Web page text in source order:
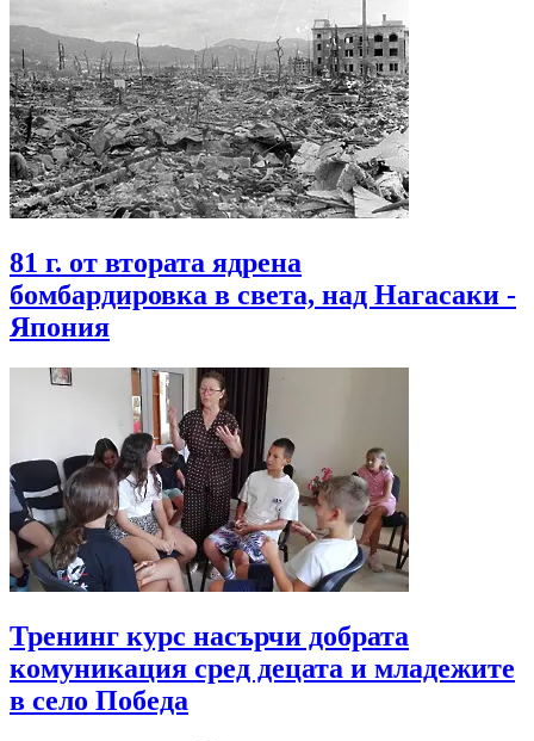
81 г. от втората ядрена
бомбардировка в света, над Нагасаки -
Япония
Тренинг курс насърчи добрата
комуникация сред децата и младежите
в село Победа